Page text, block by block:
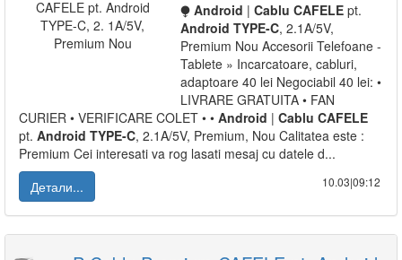
⧭ Android | Cablu CAFELE pt.
Android TYPE-C, 2.1A/5V,
Premium Nou Accesorii Telefoane -
Tablete » Incarcatoare, cabluri,
adaptoare 40 lei Negociabil 40 lei: •
LIVRARE GRATUITA • FAN
CURIER • VERIFICARE COLET • • Android | Cablu CAFELE
pt. Android TYPE-C, 2.1A/5V, Premium, Nou Calitatea este :
Premium Cei interesati va rog lasati mesaj cu datele d...
Детали...
10.03|09:12